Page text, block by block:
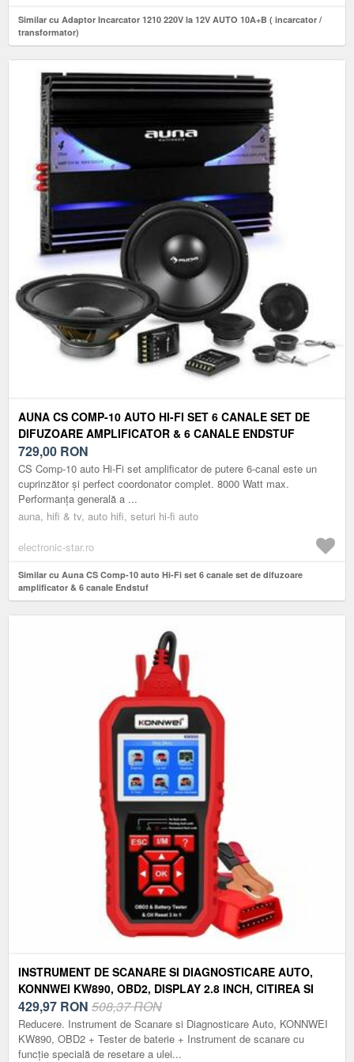
Similar cu Adaptor Incarcator 1210 220V la 12V AUTO 10A+B ( incarcator /
transformator)
AUNA CS COMP-10 AUTO HI-FI SET 6 CANALE SET DE
DIFUZOARE AMPLIFICATOR & 6 CANALE ENDSTUF
729,00 RON
CS Comp-10 auto Hi-Fi set amplificator de putere 6-canal este un
cuprinzător și perfect coordonator complet. 8000 Watt max.
Performanța generală a ...
auna, hifi & tv, auto hifi, seturi hi-fi auto
electronic-star.ro
Similar cu Auna CS Comp-10 auto Hi-Fi set 6 canale set de difuzoare
amplificator & 6 canale Endstuf
INSTRUMENT DE SCANARE SI DIAGNOSTICARE AUTO,
KONNWEI KW890, OBD2, DISPLAY 2.8 INCH, CITIREA SI
STERGEREA CODURILOR DE EROARE A MOTORULUI,
SCANER DE DIAGNOSTICARE, TESTER BATERIE,
RESETARE LAMPA DE SERVICE ULEI, ROSU/NEGRU
429,97 RON 508,37 RON
Reducere. Instrument de Scanare si Diagnosticare Auto, KONNWEI
KW890, OBD2 + Tester de baterie + Instrument de scanare cu
funcție specială de resetare a ulei...